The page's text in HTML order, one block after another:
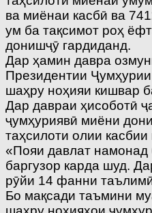
ва миёнаи касбӣ ва
ум ба тақсимот роҳ
донишҷӯ гардиданд.
Дар ҳамин давра
Президентии
шаҳру ноҳияи кишвар
Дар давраи ҳисоботӣ
ҷумҳуриявӣ миёни
таҳсилоти олии
«Пояи давлат
баргузор карда шуд.
рӯйи 14 фанни
Бо мақсади таъмини